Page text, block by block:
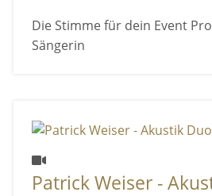
Die Stimme für dein Event
Sängerin
Patrick Weiser -